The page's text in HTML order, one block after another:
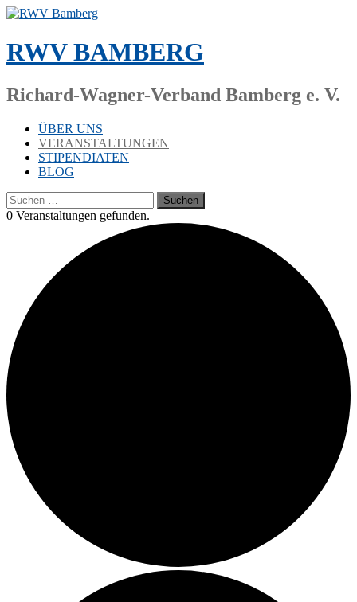
Zum
springen
RWV BAMBERG
Richard-Wagner-Verband Bamberg e. V.
ÜBER UNS
VERANSTALTUNGEN
STIPENDIATEN
BLOG
Suchen
nach:
0 Ver­an­stal­tun­gen gefunden.